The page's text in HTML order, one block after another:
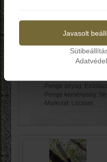
-Penge anyag:
-Penge keménység:
-Markolat: Lócsont
Javasolt